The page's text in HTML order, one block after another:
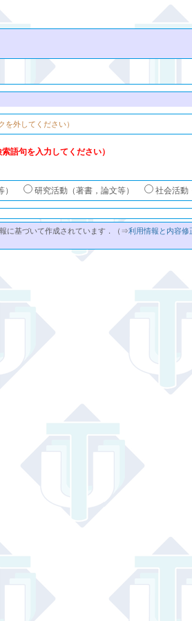
を外してください）
語句を入力してください）
研究活動（著書，論文等） 社会活動
に基づいて作成されています．（⇒利用情報と内容修